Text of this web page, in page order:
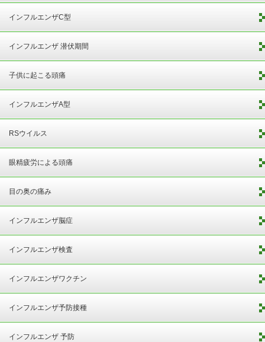
インフルエンザC型
インフルエンザ 潜伏期間
子供に起こる頭痛
インフルエンザA型
RSウイルス
眼精疲労による頭痛
目の奥の痛み
インフルエンザ脳症
インフルエンザ検査
インフルエンザワクチン
インフルエンザ予防接種
インフルエンザ 予防